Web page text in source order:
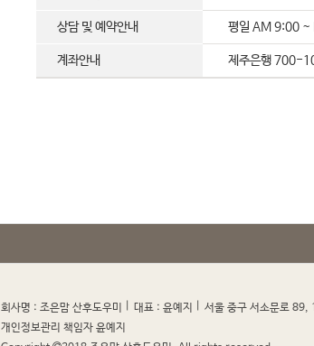
상담 및 예약안내 평일 AM 9:00
계좌안내 제주은행 700-
회사명 : 조은맘 산후도우미 대표 : 윤예지 서울 중구 서소문로 89,
개인정보관리 책임자 윤예지